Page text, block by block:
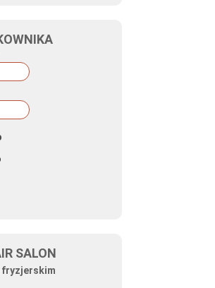
SALON
fryzjerskim